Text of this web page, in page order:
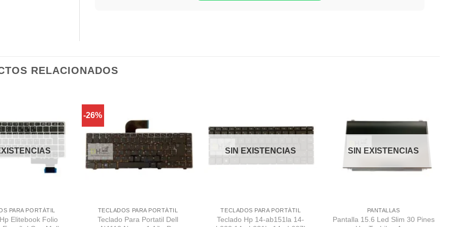
RELACIONADOS
Despues
PARA PORTÁTIL
Elitebook Folio
-26%
TECLADOS PARA PORTÁTIL
Teclado Para Portatil Dell
SIN EXISTENCIAS
TECLADOS PARA PORTÁTIL
Teclado Hp 14-ab151la 14-
Despues
SIN EXISTENCIAS
PANTALLAS
Pantalla 15.6 Led Slim 30 Pines